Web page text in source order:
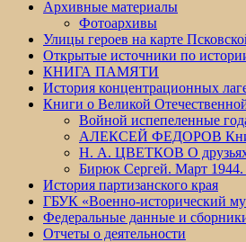
Архивные материалы
Фотоархивы
Улицы героев на карте
Открытые источники по
КНИГА ПАМЯТИ
История концентрационных
Книги о Великой
Войной испепеленные
АЛЕКСЕЙ ФЕДОРОВ
Н. А. ЦВЕТКОВ О
Бирюк Сергей. Март 1944.
История партизанского края
ГБУК «Военно-исторический
Федеральные данные и
Отчеты о деятельности